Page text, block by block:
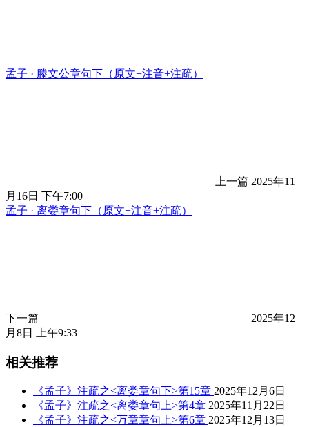
孟子 · 滕文公章句下（原文+注音+注疏）
上一篇 2025年11
月16日 下午7:00
孟子 · 离娄章句下（原文+注音+注疏）
下一篇
2025年12
月8日 上午9:33
相关推荐
《孟子》注疏之<离娄章句下>第15章 2025年12月6日
《孟子》注疏之<离娄章句上>第4章 2025年11月22日
《孟子》注疏之<万章章句上>第6章 2025年12月13日